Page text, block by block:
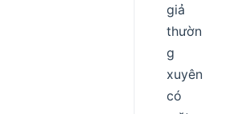
giả
thườn
g
xuyên
có